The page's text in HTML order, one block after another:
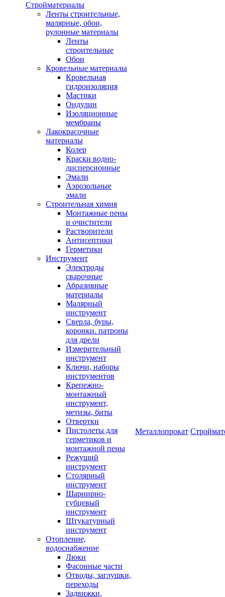
Стройматериалы
Ленты строительные,
малярные, обои,
рулонные материалы
Ленты
строительные
Обои
Кровельные материалы
Кровельная
гидроизоляция
Мастики
Ондулин
Изоляционные
мембраны
Лакокрасочные
материалы
Колер
Краски водно-
дисперсионные
Эмали
Аэрозольные
эмали
Строительная химия
Монтажные пены
и очистители
Растворители
Антисептики
Герметики
Инструмент
Электроды
сварочные
Абразивные
материалы
Малярный
инструмент
Сверла, буры,
коронки. патроны
для дрели
Измерительный
инструмент
Ключи, наборы
инструментов
Крепежно-
монтажный
инструмент,
метизы, биты
Отвертки
Пистолеты для
герметиков и
монтажной пены
Режущий
инструмент
Столярный
инструмент
Шарнирно-
губцевый
инструмент
Штукатурный
инструмент
Отопление,
водоснабжение
Люки
Фасонные части
Отводы, заглушки,
переходы
Задвижки,
Металлопрокат